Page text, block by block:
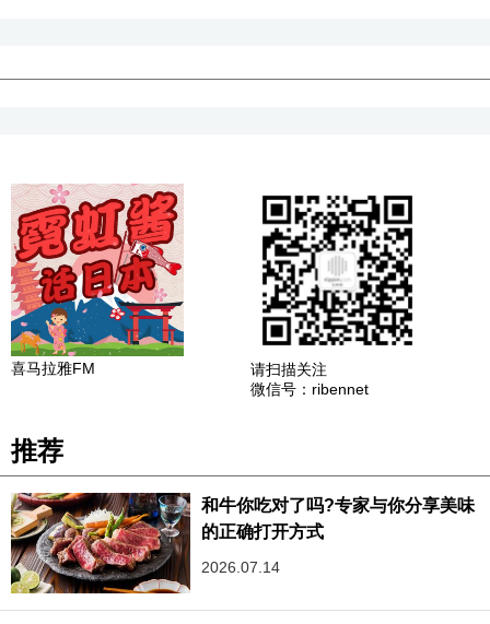
喜马拉雅FM
请扫描关注
微信号：ribennet
推荐
和牛你吃对了吗?专家与你分享美味
的正确打开方式
2026.07.14